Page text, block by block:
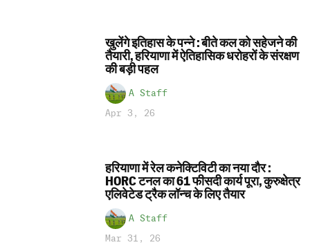
खुलेंगे इतिहास के पन्ने : बीते कल को सहेजने की
तैयारी, हरियाणा में ऐतिहासिक धरोहरों के संरक्षण
की बड़ी पहल
A Staff
Apr 3, 26
हरियाणा में रेल कनेक्टिविटी का नया दौर :
HORC टनल का 61 फीसदी कार्य पूरा, कुरुक्षेत्र
एलिवेटेड ट्रैक लॉन्च के लिए तैयार
A Staff
Mar 31, 26